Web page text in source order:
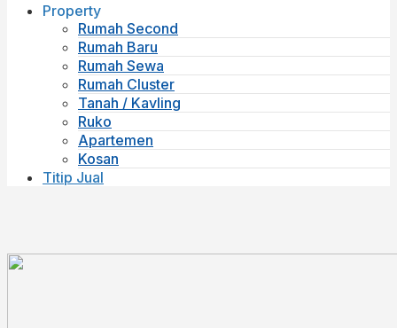
Property
Rumah Second
Rumah Baru
Rumah Sewa
Rumah Cluster
Tanah / Kavling
Ruko
Apartemen
Kosan
Titip Jual